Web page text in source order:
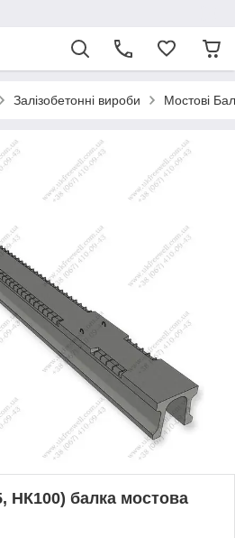
Залізобетонні вироби Мостові
НК100) балка мостова